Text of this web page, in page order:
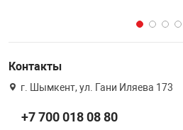
Контакты
г. Шымкент, ул. Гани Иляева 173
+7 700 018 08 80